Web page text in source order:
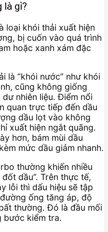
là gì?
loại khói thải xuất hiện
bị cuốn vào quá trình
hoặc xanh xám đặc
là “khói nước” như khói
cũng không giống
nhiên liệu. Điểm nổi
quan trực tiếp đến dầu
dầu lọt vào không
xuất hiện ngắt quãng.
hơn, bám mùi dầu
mức dầu giảm nhanh.
thường khiến nhiều
dầu”. Trên thực tế,
lỗi thì dấu hiệu sẽ tập
ống tăng áp, độ
thường. Đó là đầu mối
bước kiểm tra.